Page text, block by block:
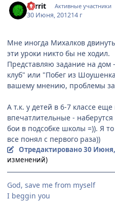
Yarrit Активные участники
30 Июня, 201214 г
Мне иногда Михалков
эти уроки никто бы не ходил.
Представляю задание на дом
клуб" или "Побег из
вашему мнению, проблемы
А т.к. у детей в 6-7 классе
впечатлительные - наберутся
бои в подсобке школы =)). Я
все понял с первого раза))
Отредактировано30
изменений)
God, save me from myself
I beggin you